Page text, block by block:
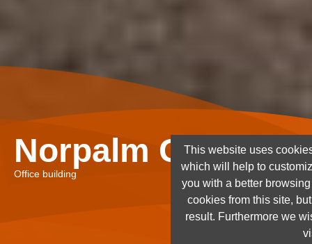
Norpalm Ghana
Office building
This website uses
which will help to
you with a better
cookies from this site,
result. Furthermore we